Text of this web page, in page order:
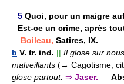
5 Quoi, pour un maigre
Est-ce un crime, après
Boileau, Satires, IX.
b V. tr. ind. || Il glose sur
malveillants (→ Cagotisme,
glose partout. ⇒ Jaser. —